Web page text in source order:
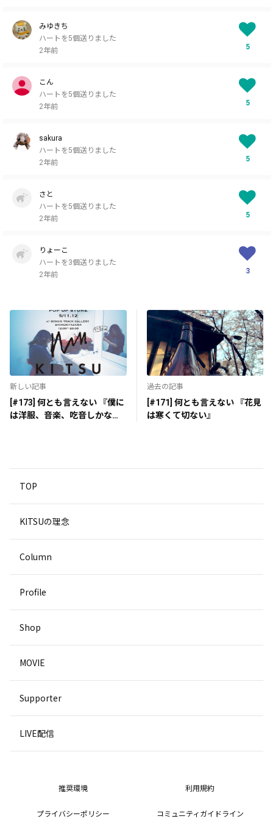
みゆきち
ハートを5個送りました
2年前
5
こん
ハートを5個送りました
2年前
5
sakura
ハートを5個送りました
2年前
5
さと
ハートを5個送りました
2年前
5
りょーこ
ハートを3個送りました
2年前
3
ハートを3個送りました
自分の人生最高だったなって思えるように。
人生謳歌します!!!
2年前
3
ハートを3個送りました
2年前
1
新しい記事
[#173] 何とも言えない 『僕に
は洋服、音楽、吃音しかない
過去の記事
[#171] 何とも言えない 『花見
は寒くて切ない』
TOP
KITSUの理念
Column
Profile
Shop
MOVIE
Supporter
LIVE配信
推奨環境 利用規約
プライバシーポリシー コミュニティガイドライン